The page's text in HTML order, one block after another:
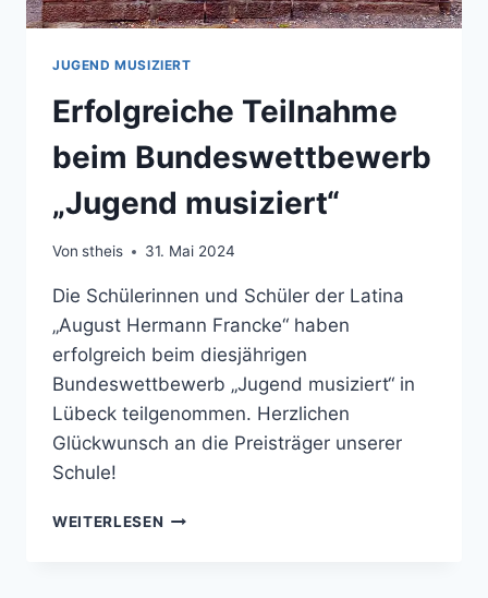
JUGEND MUSIZIERT
Erfolgreiche Teilnahme
beim Bundeswettbewerb
„Jugend musiziert“
Von stheis 31. Mai 2024
Die Schülerinnen und Schüler der Latina
„August Hermann Francke“ haben
erfolgreich beim diesjährigen
Bundeswettbewerb „Jugend musiziert“ in
Lübeck teilgenommen. Herzlichen
Glückwunsch an die Preisträger unserer
Schule!
WEITERLESEN ERFOLGREICHE